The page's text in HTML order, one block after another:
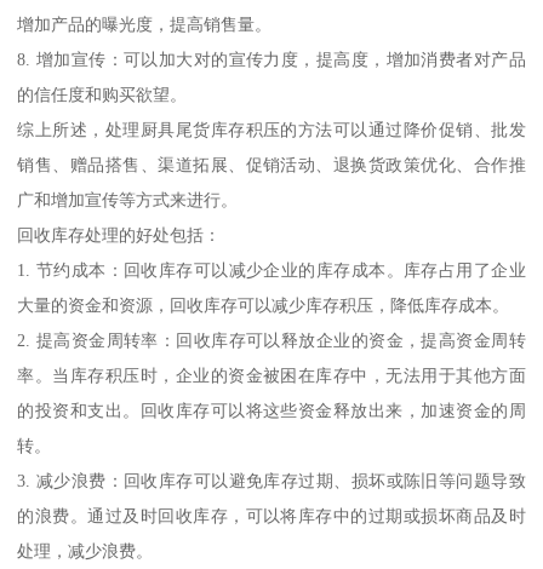
增加产品的曝光度，提高销售量。
8. 增加宣传：可以加大对的宣传力度，提高度，增加消费者对产品
的信任度和购买欲望。
综上所述，处理厨具尾货库存积压的方法可以通过降价促销、批发
销售、赠品搭售、渠道拓展、促销活动、退换货政策优化、合作推
广和增加宣传等方式来进行。
回收库存处理的好处包括：
1. 节约成本：回收库存可以减少企业的库存成本。库存占用了企业
大量的资金和资源，回收库存可以减少库存积压，降低库存成本。
2. 提高资金周转率：回收库存可以释放企业的资金，提高资金周转
率。当库存积压时，企业的资金被困在库存中，无法用于其他方面
的投资和支出。回收库存可以将这些资金释放出来，加速资金的周
转。
3. 减少浪费：回收库存可以避免库存过期、损坏或陈旧等问题导致
的浪费。通过及时回收库存，可以将库存中的过期或损坏商品及时
处理，减少浪费。